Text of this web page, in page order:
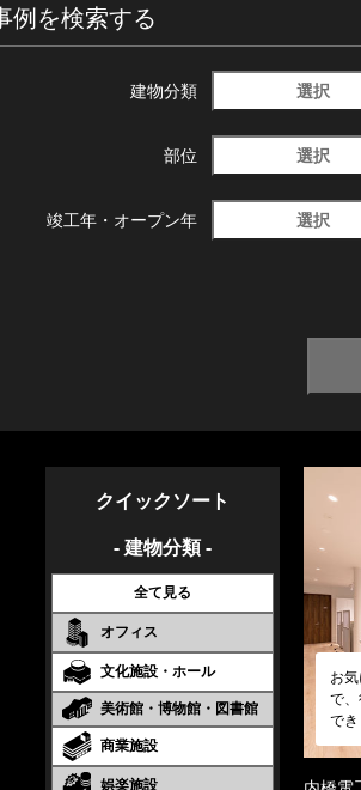
例を検索する
建物分類 選択
部位 選択
竣工年・ オープン年 選択
クイックソート
- 建物分類 -
全て見る
オフィス
文化施設・ホール
美術館・博物館・図書館
商業施設
娯楽施設
お
で
で